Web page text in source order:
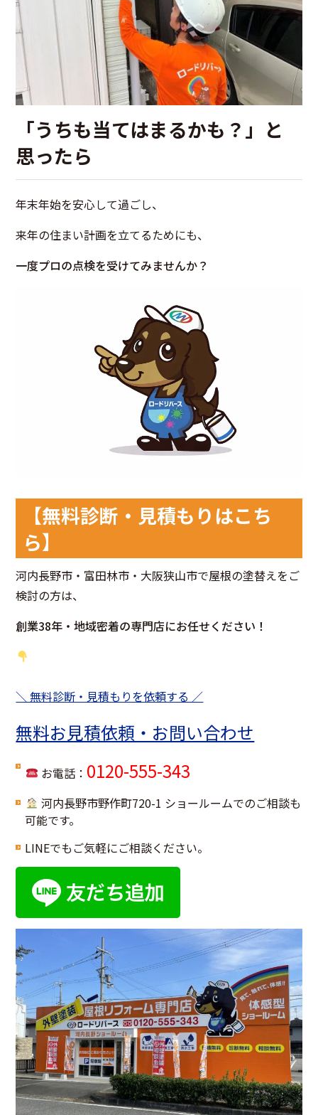
「うちも当てはまるかも？」と
思ったら
年末年始を安心して過ごし、
来年の住まい計画を立てるためにも、
一度プロの点検を受けてみませんか？
【無料診断・見積もりはこち
ら】
河内長野市・富田林市・大阪狭山市で屋根の塗替えをご
検討の方は、
創業38年・地域密着の専門店にお任せください！
＼ 無料診断・見積もりを依頼する ／
無料お見積依頼・お問い合わせ
お電話： 0120-555-343
河内長野市野作町720-1 ショールームでのご相談も
可能です。
LINEでもご気軽にご相談ください。